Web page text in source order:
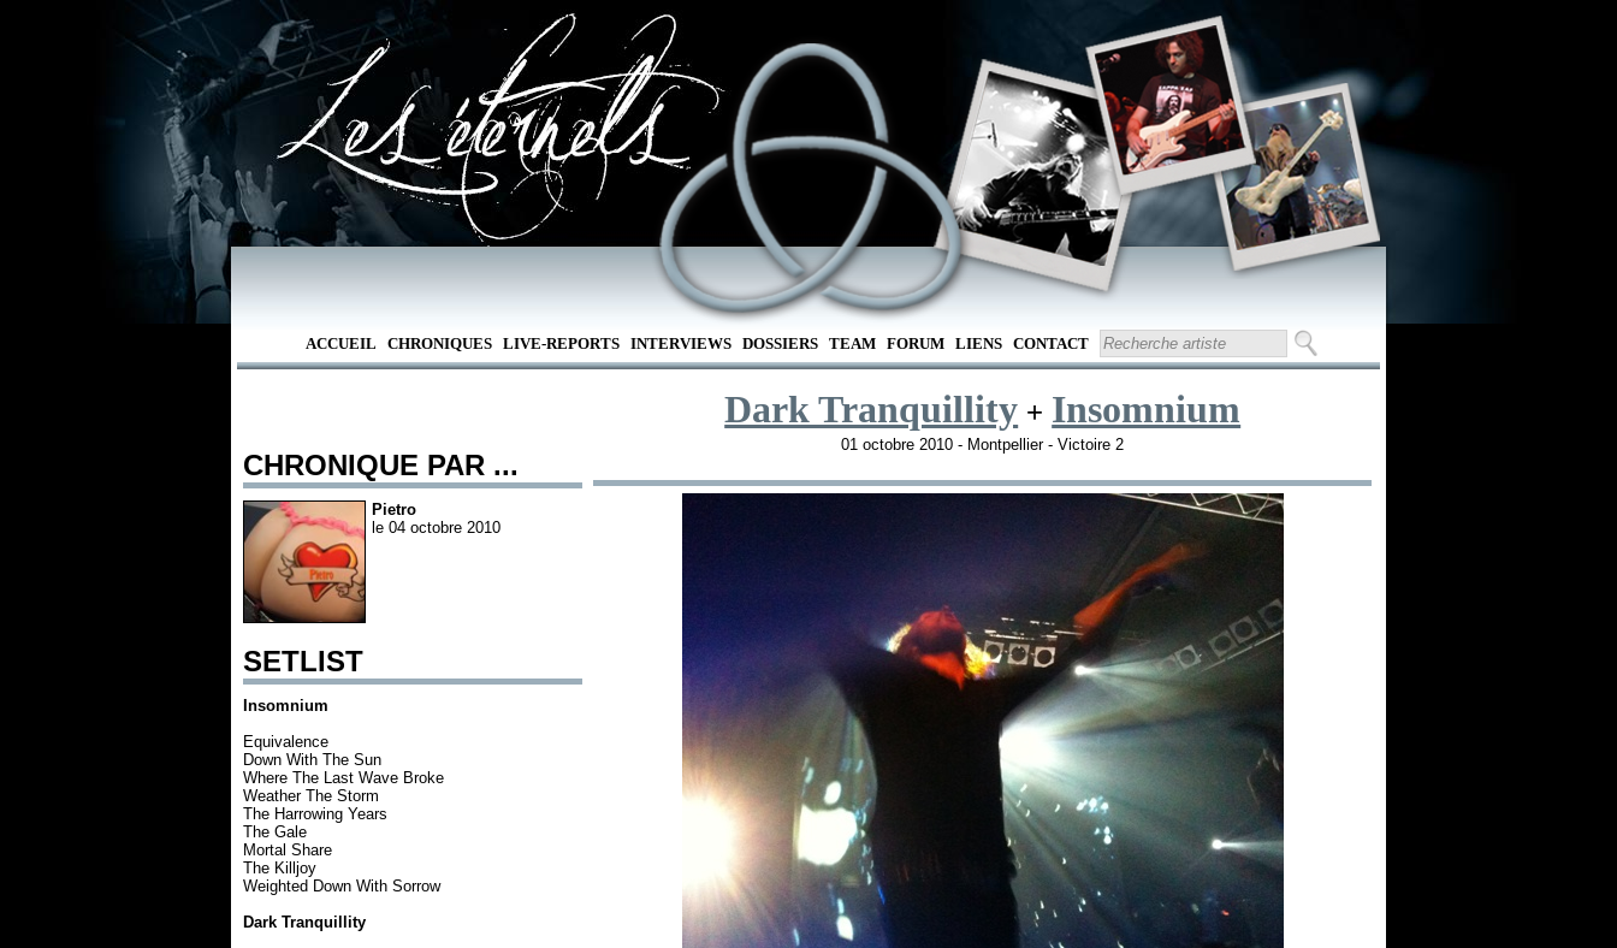
ACCUEIL CHRONIQUES LIVE-REPORTS INTERVIEWS DOSSIERS TEAM FORUM LIENS CONTACT
CHRONIQUE PAR ...
Pietro
le 04 octobre 2010
SETLIST
Insomnium
Equivalence
Down With The Sun
Where The Last Wave Broke
Weather The Storm
The Harrowing Years
The Gale
Mortal Share
The Killjoy
Weighted Down With Sorrow
Dark Tranquillity
Dark Tranquillity + Insomnium
01 octobre 2010 - Montpellier - Victoire 2